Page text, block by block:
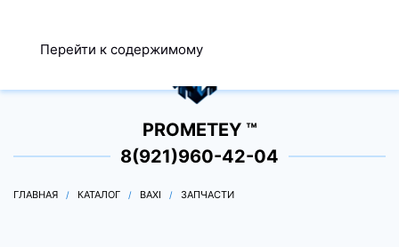
Перейти к содержимому
0
PROMETEY ™
8(921)960-42-04
ГЛАВНАЯ КАТАЛОГ BAXI ЗАПЧАСТИ